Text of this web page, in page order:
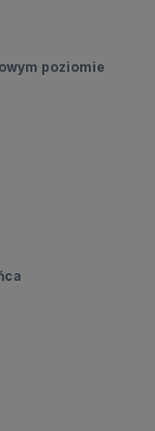
poziomie